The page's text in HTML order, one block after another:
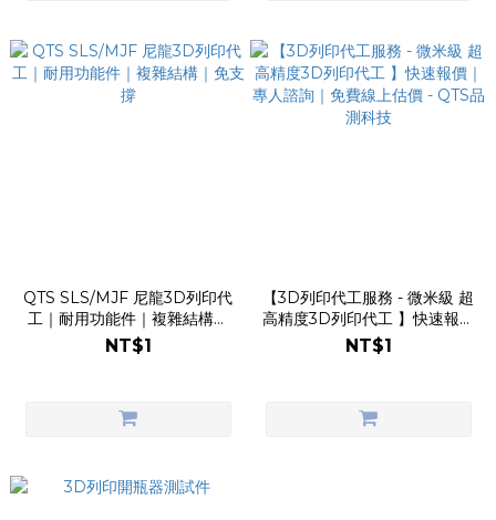
QTS SLS/MJF 尼龍3D列印代
工｜耐用功能件｜複雜結構｜
免支撐
NT$1
【3D列印代工服務 - 微米級 超
高精度3D列印代工 】快速報價
｜專人諮詢｜免費線上估價 -
QTS品測科技
NT$1